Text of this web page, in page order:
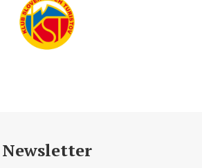
Newsletter